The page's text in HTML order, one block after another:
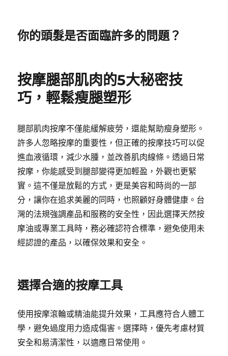
你的頭髮是否面臨許多的問題？
按摩腿部肌肉的5大秘密技
巧，輕鬆瘦腿塑形
腿部肌肉按摩不僅能緩解疲勞，還能幫助瘦身塑形。
許多人忽略按摩的重要性，但正確的按摩技巧可以促
進血液循環，減少水腫，並改善肌肉線條。透過日常
按摩，你能感受到腿部變得更加輕盈，外觀也更緊
實。這不僅是放鬆的方式，更是美容和時尚的一部
分，讓你在追求美麗的同時，也照顧好身體健康。台
灣的法規強調產品和服務的安全性，因此選擇天然按
摩油或專業工具時，務必確認符合標準，避免使用未
經認證的產品，以確保效果和安全。
選擇合適的按摩工具
使用按摩滾輪或精油能提升效果，工具應符合人體工
學，避免過度用力造成傷害。選擇時，優先考慮材質
安全和易清潔性，以適應日常使用。